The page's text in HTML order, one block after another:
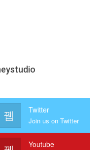
Twitter
Join us on Twitter
Youtube